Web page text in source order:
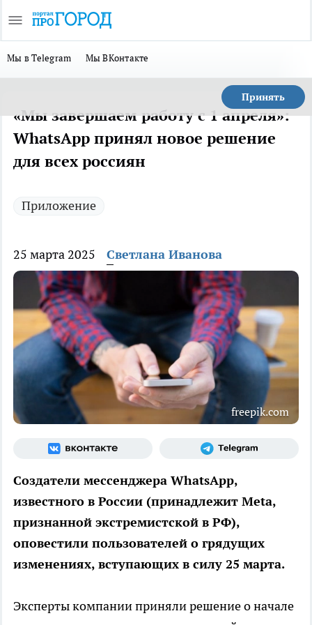
Мы в Telegram Мы ВКонтакте
Принять
«Мы завершаем работу c 1 апреля»:
WhatsApp принял новое решение
для всех россиян
Приложение
25 марта 2025 Светлана Иванова
freepik.com
Создатели мессенджера WhatsApp,
известного в России (принадлежит Meta,
признанной экстремистской в РФ),
оповестили пользователей о грядущих
изменениях, вступающих в силу 25 марта.
Эксперты компании приняли решение о начале